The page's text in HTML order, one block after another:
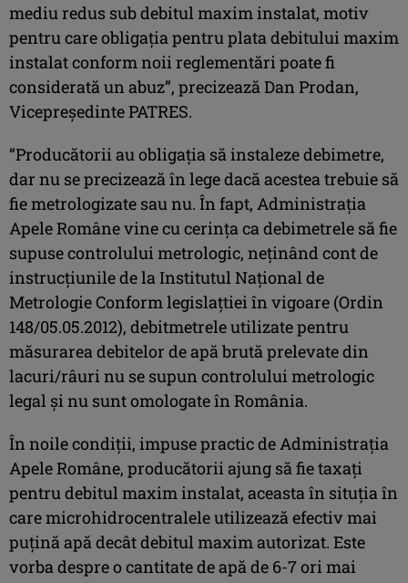
mediu redus sub debitul maxim instalat, motiv
pentru care obligația pentru plata debitului maxim
instalat conform noii reglementări poate fi
considerată un abuz”, precizează Dan Prodan,
Vicepreședinte PATRES.
“Producătorii au obligația să instaleze debimetre,
dar nu se precizează în lege dacă acestea trebuie să
fie metrologizate sau nu. În fapt, Administrația
Apele Române vine cu cerința ca debimetrele să fie
supuse controlului metrologic, neținând cont de
instrucțiunile de la Institutul Național de
Metrologie Conform legislațtiei în vigoare (Ordin
148/05.05.2012), debitmetrele utilizate pentru
măsurarea debitelor de apă brută prelevate din
lacuri/râuri nu se supun controlului metrologic
legal și nu sunt omologate în România.
În noile condiții, impuse practic de Administrația
Apele Române, producătorii ajung să fie taxați
pentru debitul maxim instalat, aceasta în situția în
care microhidrocentralele utilizează efectiv mai
puțină apă decât debitul maxim autorizat. Este
vorba despre o cantitate de apă de 6-7 ori mai